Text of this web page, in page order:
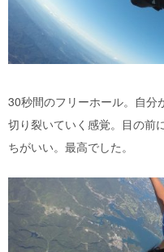
30秒間のフリーホール。自分
切り裂いていく感覚。目の前
ちがいい。最高でした。